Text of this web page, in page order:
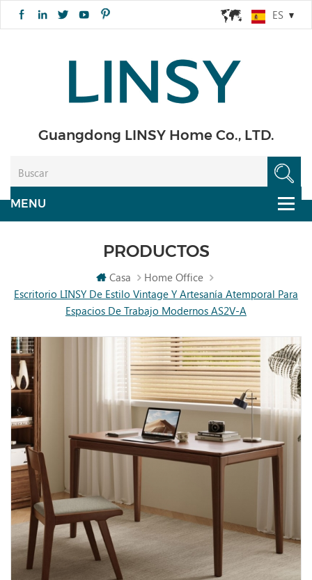
ES
Guangdong LINSY Home Co., LTD.
PRODUCTOS
Casa
Home Office
Escritorio LINSY De Estilo Vintage Y Artesanía Atemporal Para
Espacios De Trabajo Modernos AS2V-A